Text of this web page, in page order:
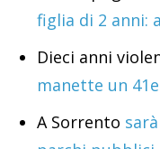
figlia di 2 anni:
Dieci anni
manette un
A Sorrento